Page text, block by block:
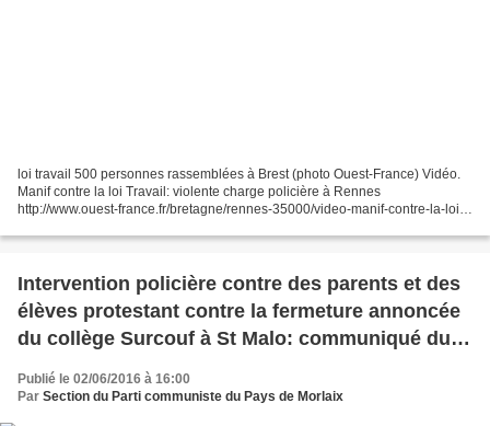
loi travail 500 personnes rassemblées à Brest (photo Ouest-France) Vidéo.
Manif contre la loi Travail: violente charge policière à Rennes
http://www.ouest-france.fr/bretagne/rennes-35000/video-manif-contre-la-loi-
Intervention policière contre des parents et des
élèves protestant contre la fermeture annoncée
du collège Surcouf à St Malo: communiqué du
Publié le 02/06/2016 à 16:00
Par Section du Parti communiste du Pays de Morlaix